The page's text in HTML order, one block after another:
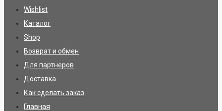
Wishlist
Каталог
Shop
Возврат и обмен
Для партнеров
Доставка
Как сделать заказ
Главная